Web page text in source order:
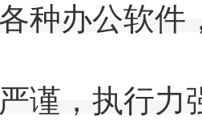
种办公软件
谨，执行力